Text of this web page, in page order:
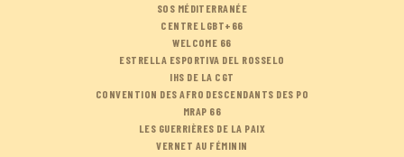
SOS MÉDITERRANÉE
CENTRE LGBT+66
WELCOME 66
ESTRELLA ESPORTIVA DEL ROSSELO
IHS DE LA CGT
CONVENTION DES AFRO DESCENDANTS DES PO
MRAP 66
LES GUERRIÈRES DE LA PAIX
VERNET AU FÉMININ